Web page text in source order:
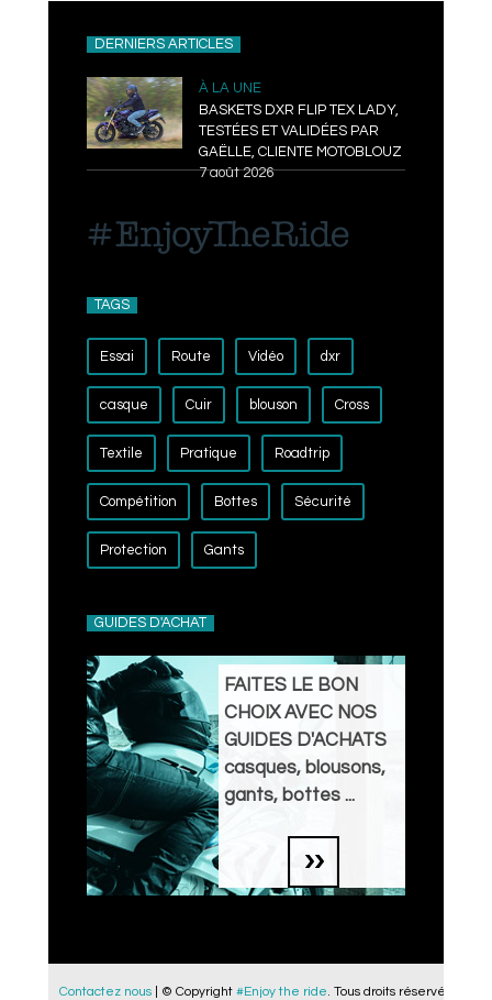
DERNIERS ARTICLES
À LA UNE
BASKETS DXR FLIP TEX LADY,
TESTÉES ET VALIDÉES PAR
GAËLLE, CLIENTE MOTOBLOUZ
7 août 2026
TAGS
Essai Route Vidéo dxr
casque Cuir blouson Cross
Textile Pratique Roadtrip
Compétition Bottes Sécurité
Protection Gants
GUIDES D'ACHAT
FAITES LE BON
CHOIX AVEC NOS
GUIDES D'ACHATS
casques, blousons,
gants, bottes ...
Contactez nous | © Copyright #Enjoy the ride. Tous droits réservés.